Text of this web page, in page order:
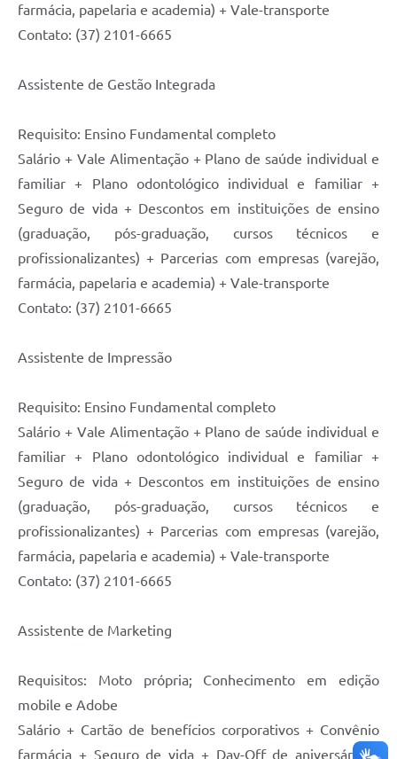
farmácia, papelaria e academia) + Vale-transporte
Contato: (37) 2101-6665
Assistente de Gestão Integrada
Requisito: Ensino Fundamental completo
Salário + Vale Alimentação + Plano de saúde individual e
familiar + Plano odontológico individual e familiar +
Seguro de vida + Descontos em instituições de ensino
(graduação, pós-graduação, cursos técnicos e
profissionalizantes) + Parcerias com empresas (varejão,
farmácia, papelaria e academia) + Vale-transporte
Contato: (37) 2101-6665
Assistente de Impressão
Requisito: Ensino Fundamental completo
Salário + Vale Alimentação + Plano de saúde individual e
familiar + Plano odontológico individual e familiar +
Seguro de vida + Descontos em instituições de ensino
(graduação, pós-graduação, cursos técnicos e
profissionalizantes) + Parcerias com empresas (varejão,
farmácia, papelaria e academia) + Vale-transporte
Contato: (37) 2101-6665
Assistente de Marketing
Requisitos: Moto própria; Conhecimento em edição
mobile e Adobe
Salário + Cartão de benefícios corporativos + Convênio
farmácia + Seguro de vida + Day-Off de aniversário +